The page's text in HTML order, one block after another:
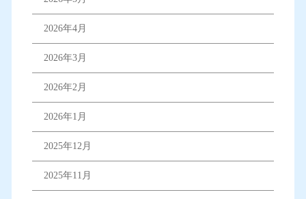
2026年4月
2026年3月
2026年2月
2026年1月
2025年12月
2025年11月